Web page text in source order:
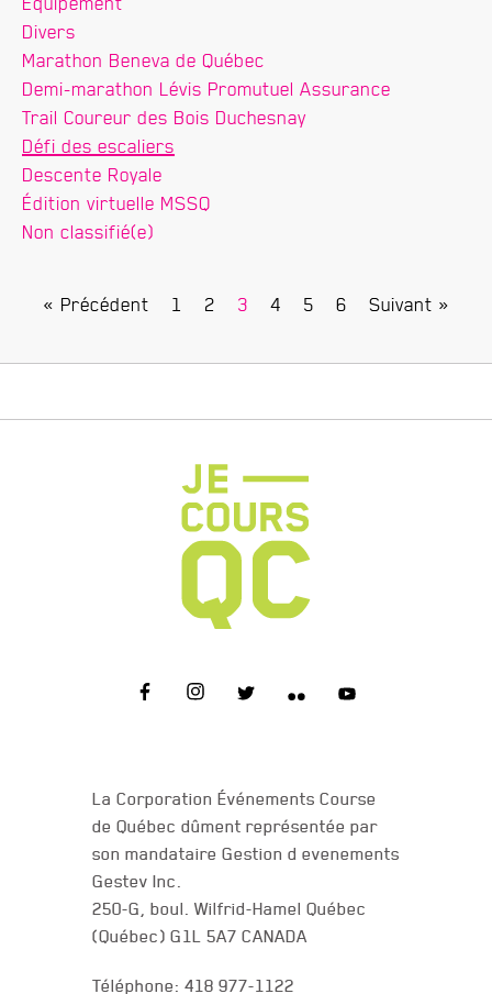
Divers
Marathon Beneva de Québec
Demi-marathon Lévis Promutuel Assurance
Trail Coureur des Bois Duchesnay
Défi des escaliers
Descente Royale
Édition virtuelle MSSQ
Non classifié(e)
« Précédent 1 2 3 4 5 6 Suivant »
La Corporation Événements Course
de Québec dûment représentée par
son mandataire Gestion d evenements
Gestev Inc.
250-G, boul. Wilfrid-Hamel Québec
(Québec) G1L 5A7 CANADA
Téléphone: 418 977-1122